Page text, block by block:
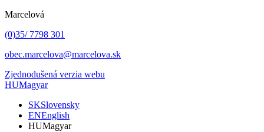
Marcelová
(0)35/ 7798 301
obec.marcelova@marcelova.sk
Zjednodušená verzia webu
HUMagyar
SKSlovensky
ENEnglish
HUMagyar